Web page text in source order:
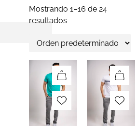
Mostrando 1–16 de 24
resultados